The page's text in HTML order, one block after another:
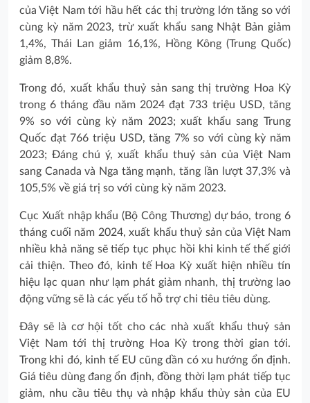
của Việt Nam tới hầu hết các thị trường lớn tăng so với
cùng kỳ năm 2023, trừ xuất khẩu sang Nhật Bản giảm
1,4%, Thái Lan giảm 16,1%, Hồng Kông (Trung Quốc)
giảm 8,8%.
Trong đó, xuất khẩu thuỷ sản sang thị trường Hoa Kỳ
trong 6 tháng đầu năm 2024 đạt 733 triệu USD, tăng
9% so với cùng kỳ năm 2023; xuất khẩu sang Trung
Quốc đạt 766 triệu USD, tăng 7% so với cùng kỳ năm
2023; Đáng chú ý, xuất khẩu thuỷ sản của Việt Nam
sang Canada và Nga tăng mạnh, tăng lần lượt 37,3% và
105,5% về giá trị so với cùng kỳ năm 2023.
Cục Xuất nhập khẩu (Bộ Công Thương) dự báo, trong 6
tháng cuối năm 2024, xuất khẩu thuỷ sản của Việt Nam
nhiều khả năng sẽ tiếp tục phục hồi khi kinh tế thế giới
cải thiện. Theo đó, kinh tế Hoa Kỳ xuất hiện nhiều tín
hiệu lạc quan như lạm phát giảm nhanh, thị trường lao
động vững sẽ là các yếu tố hỗ trợ chi tiêu tiêu dùng.
Đây sẽ là cơ hội tốt cho các nhà xuất khẩu thuỷ sản
Việt Nam tới thị trường Hoa Kỳ trong thời gian tới.
Trong khi đó, kinh tế EU cũng dần có xu hướng ổn định.
Giá tiêu dùng đang ổn định, đồng thời lạm phát tiếp tục
giảm, nhu cầu tiêu thụ và nhập khẩu thủy sản của EU